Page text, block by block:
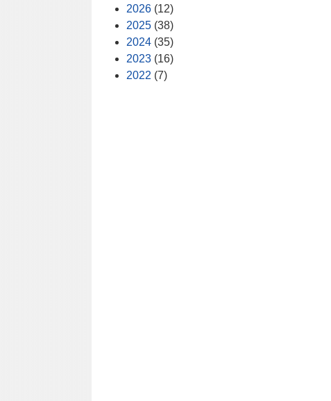
2026 (12)
2025 (38)
2024 (35)
2023 (16)
2022 (7)